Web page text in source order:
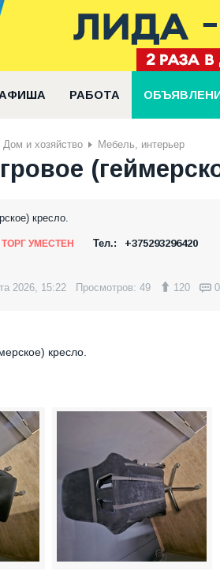
АФИША РАБОТА
Дом и хозяйство Мебель, интерьер
кресло.
ТОРГ УМЕСТЕН Тел.: +375293296420
2026, 15:22 Просмотров: 49 120 0
кресло.